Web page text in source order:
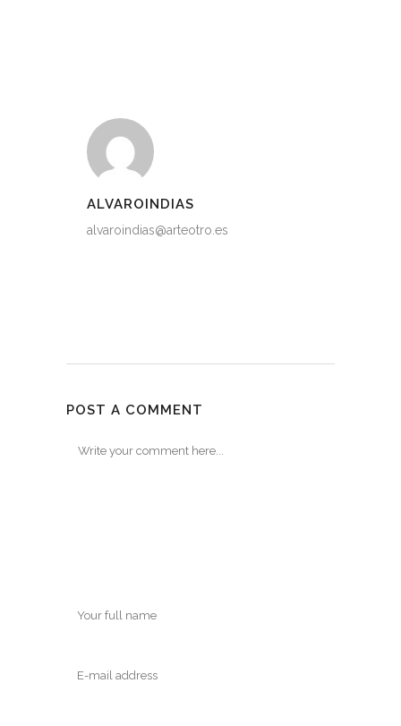
ALVAROINDIAS
alvaroindias@arteotro.es
POST A COMMENT